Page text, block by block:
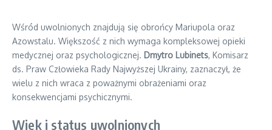
Wśród uwolnionych znajdują się obrońcy Mariupola oraz
Azowstalu. Większość z nich wymaga kompleksowej opieki
medycznej oraz psychologicznej. Dmytro Lubinets, Komisarz
ds. Praw Człowieka Rady Najwyższej Ukrainy, zaznaczył, że
wielu z nich wraca z poważnymi obrażeniami oraz
konsekwencjami psychicznymi.
Wiek i status uwolnionych